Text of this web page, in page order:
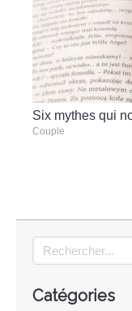
Six mythes qui
Couple
Rechercher
Catégories